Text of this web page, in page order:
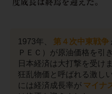
1973年、 第４次中東戦争
ＰＥＣ）が原油価格を引
日本経済は大打撃を受け
狂乱物価と呼ばれる激し
には経済成長率が マイナ